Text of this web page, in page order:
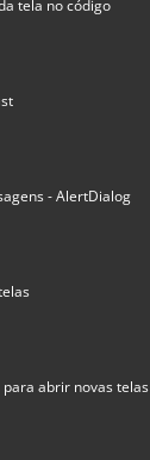
tela no código
- AlertDialog
abrir novas telas